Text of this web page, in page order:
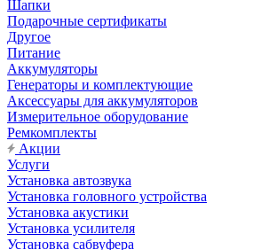
Шапки
Подарочные сертификаты
Другое
Питание
Аккумуляторы
Генераторы и комплектующие
Аксессуары для аккумуляторов
Измерительное оборудование
Ремкомплекты
Акции
Услуги
Установка автозвука
Установка головного устройства
Установка акустики
Установка усилителя
Установка сабвуфера